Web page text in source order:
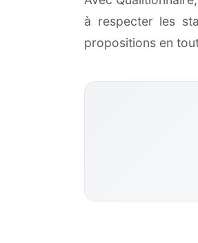
à respecter les
propositions en